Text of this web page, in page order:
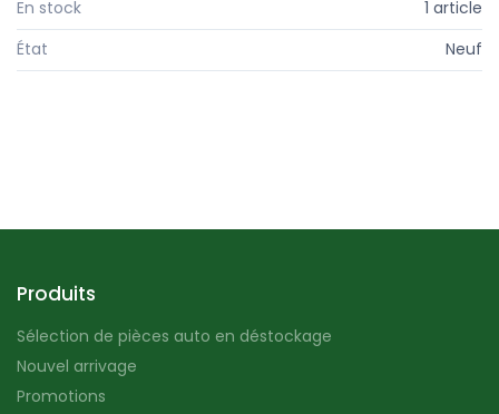
En stock
1 article
État
Neuf
Produits
Sélection de pièces auto en déstockage
Nouvel arrivage
Promotions